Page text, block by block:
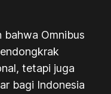
bahwa Omnibus
tetapi juga
bagi Indonesia